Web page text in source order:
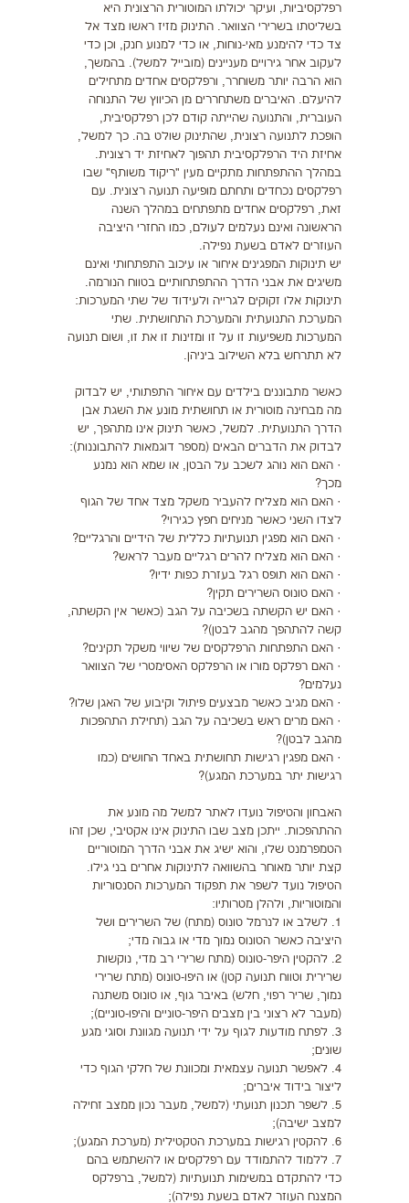
רפלקסיביות, ועיקר יכולתו המוטורית הרצונית היא
בשליטתו בשרירי הצוואר. התינוק מזיז ראשו מצד אל
צד כדי להימנע מאי-נוחות, או כדי למנוע חנק, וכן כדי
לעקוב אחר גירויים מעניינים (מובייל למשל). בהמשך,
הוא הרבה יותר משוחרר, ורפלקסים אחדים מתחילים
להיעלם. האיברים משתחררים מן הכיווץ של התנוחה
העוברית, והתנועה שהייתה קודם לכן רפלקסיבית,
הופכת לתנועה רצונית, שהתינוק שולט בה. כך למשל,
אחיזת היד הרפלקסיבית תהפוך לאחיזת יד רצונית.
במהלך ההתפתחות מתקיים מעין "ריקוד משותף" שבו
רפלקסים נכחדים ותחתם מופיעה תנועה רצונית. עם
זאת, רפלקסים אחדים מתפתחים במהלך השנה
הראשונה ואינם נעלמים לעולם, כמו החזרי היציבה
העוזרים לאדם בשעת נפילה.
יש תינוקות המפגינים איחור או עיכוב התפתחותי ואינם
משיגים את אבני הדרך ההתפתחותיים בטווח הנורמה.
תינוקות אלו זקוקים לגרייה ולעידוד של שתי המערכות:
המערכת התנועתית והמערכת התחושתית. שתי
המערכות משפיעות זו על זו ומזינות זו את זו, ושום תנועה
לא תתרחש בלא השילוב ביניהן.
כאשר מתבוננים בילדים עם איחור התפתותי, יש לבדוק
מה מבחינה מוטורית או תחושתית מונע את השגת אבן
הדרך התנועתית. למשל, כאשר תינוק אינו מתהפך, יש
לבדוק את הדברים הבאים (מספר דוגמאות להתבוננות):
· האם הוא נוהג לשכב על הבטן, או שמא הוא נמנע
מכך?
· האם הוא מצליח להעביר משקל מצד אחד של הגוף
לצדו השני כאשר מניחים חפץ כגירוי?
· האם הוא מפגין תנועתיות כללית של הידיים והרגליים?
· האם הוא מצליח להרים רגליים מעבר לראש?
· האם הוא תופס רגל בעזרת כפות ידיו?
· האם טונוס השרירים תקין?
· האם יש הקשתה בשכיבה על הגב (כאשר אין הקשתה,
קשה להתהפך מהגב לבטן)?
· האם התפתחות הרפלקסים של שיווי משקל תקינים?
· האם רפלקס מורו או הרפלקס האסימטרי של הצוואר
נעלמים?
· האם מגיב כאשר מבצעים פיתול וקיבוע של האגן שלו?
· האם מרים ראש בשכיבה על הגב (תחילת התהפכות
מהגב לבטן)?
· האם מפגין רגישות תחושתית באחד החושים (כמו
רגישות יתר במערכת המגע)?
האבחון והטיפול נועדו לאתר למשל מה מונע את
ההתהפכות. ייתכן מצב שבו התינוק אינו אקטיבי, שכן זהו
הטמפרמנט שלו, והוא ישיג את אבני הדרך המוטוריים
קצת יותר מאוחר בהשוואה לתינוקות אחרים בני גילו.
הטיפול נועד לשפר את תפקוד המערכות הסנסוריות
והמוטוריות, ולהלן מטרותיו:
1. לשלב או לנרמל טונוס (מתח) של השרירים ושל
היציבה כאשר הטונוס נמוך מדי או גבוה מדי;
2. להקטין היפר-טונוס (מתח שרירי רב מדי, נוקשות
שרירית וטווח תנועה קטן) או היפו-טונוס (מתח שרירי
נמוך, שריר רפוי, חלש) באיבר גוף, או טונוס משתנה
(מעבר לא רצוני בין מצבים היפר-טוניים והיפו-טוניים);
3. לפתח מודעות לגוף על ידי תנועה מגוונת וסוגי מגע
שונים;
4. לאפשר תנועה עצמאית ומכוונת של חלקי הגוף כדי
ליצור בידוד איברים;
5. לשפר תכנון תנועתי (למשל, מעבר נכון ממצב זחילה
למצב ישיבה);
6. להקטין רגישות במערכת הטקטילית (מערכת המגע);
7. ללמוד להתמודד עם רפלקסים או להשתמש בהם
כדי להתקדם במשימות תנועתיות (למשל, ברפלקס
המצנח העוזר לאדם בשעת נפילה);